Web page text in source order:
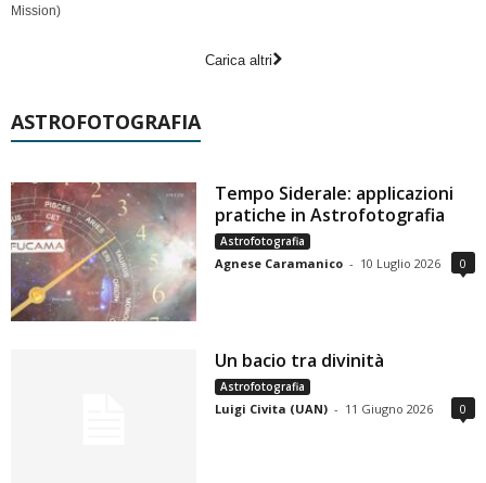
Mission)
Carica altri
ASTROFOTOGRAFIA
Tempo Siderale: applicazioni
pratiche in Astrofotografia
Astrofotografia
Agnese Caramanico - 10 Luglio 2026 0
Un bacio tra divinità
Astrofotografia
Luigi Civita (UAN) - 11 Giugno 2026 0